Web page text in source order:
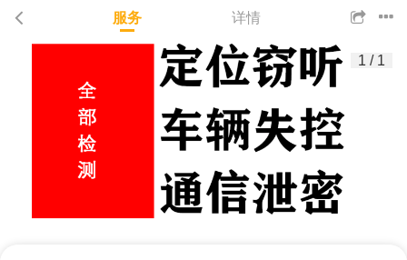
服务 详情
1 / 1